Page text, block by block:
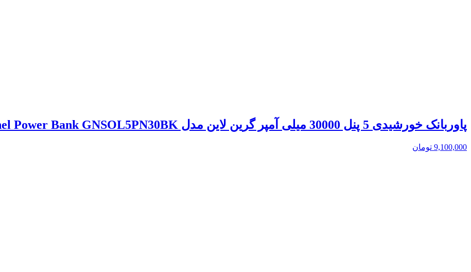
پاوربانک خورشیدی 5 پنل 30000 میلی آمپر گرین لاین مدل Solar 5 Panel Power Bank GNSOL5PN30BK
9,100,000 تومان